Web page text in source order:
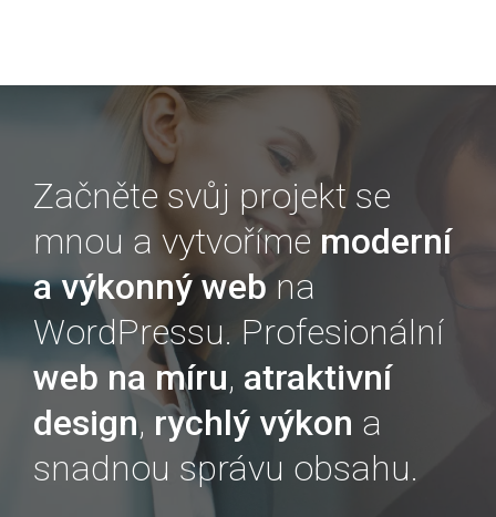
Začněte svůj projekt se
mnou a vytvoříme moderní
a výkonný webna
WordPressu. Profesionální
web na míru, atraktivní
design, rychlý výkon a
snadnou správu obsahu.